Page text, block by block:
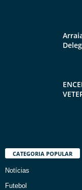
CATEGORIA POPULAR
Notícias
Futebol